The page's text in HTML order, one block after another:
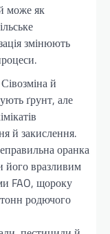
може як
змінюють
Сівозміна й
ґрунт, але
й закислення.
оранка
його вразливим
FAO, щороку
родючого